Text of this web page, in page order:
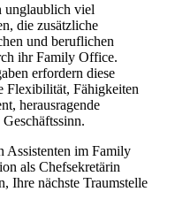
unglaublich viel
die zusätzliche
und beruflichen
ihr Family Office.
erfordern diese
Flexibilität, Fähigkeiten
herausragende
Assistenten im Family
als Chefsekretärin
Ihre nächste Traumstelle